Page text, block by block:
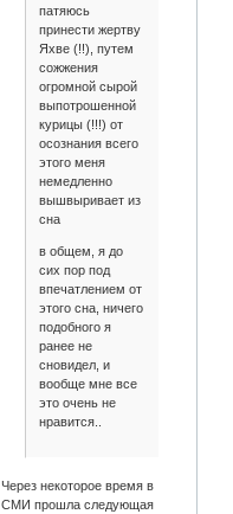
патяюсь
принести жертву
Яхве (!!), путем
сожжения
огромной сырой
выпотрошенной
курицы (!!!) от
осознания всего
этого меня
немедленно
вышвыривает из
сна
в общем, я до
сих пор под
впечатлением от
этого сна, ничего
подобного я
ранее не
сновидел, и
вообще мне все
это очень не
нравится..
Через некоторое время в
СМИ прошла следующая